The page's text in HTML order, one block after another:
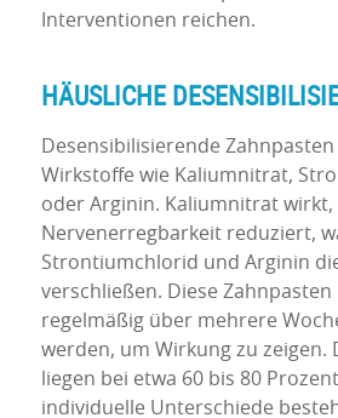
Interventionen reichen.
HÄUSLICHE
Desensibilisierende
Wirkstoffe wie Kaliumnitrat,
oder Arginin. Kaliumnitrat wirkt,
Nervenerregbarkeit reduziert,
Strontiumchlorid und Arginin
verschließen. Diese Zahnpasten
regelmäßig über mehrere
werden, um Wirkung zu zeigen.
liegen bei etwa 60 bis 80
individuelle Unterschiede